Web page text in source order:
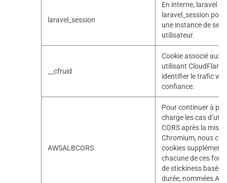
laravel_session
En interne, laravel
laravel_session
une instance de
utilisateur.
__cfruid
Cookie associé aux
utilisant CloudFlare,
identifier le trafic
confiance.
AWSALBCORS
Pour continuer à
charge les cas
CORS après la mise
Chromium, nous
cookies
chacune de ces
de stickiness basées
durée, nommées